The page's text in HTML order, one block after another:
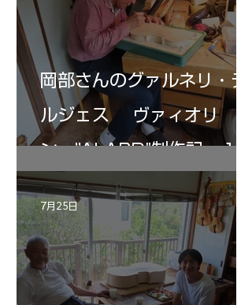
岡部さんのグァルネリ・デ
ルジェス ヴァィオリ
ン ”ALARD"制作記 １2
7月25日